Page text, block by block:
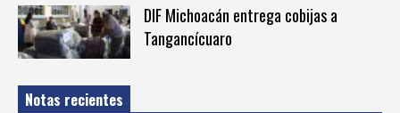
DIF Michoacán entrega cobijas a
Tangancícuaro
Notas recientes